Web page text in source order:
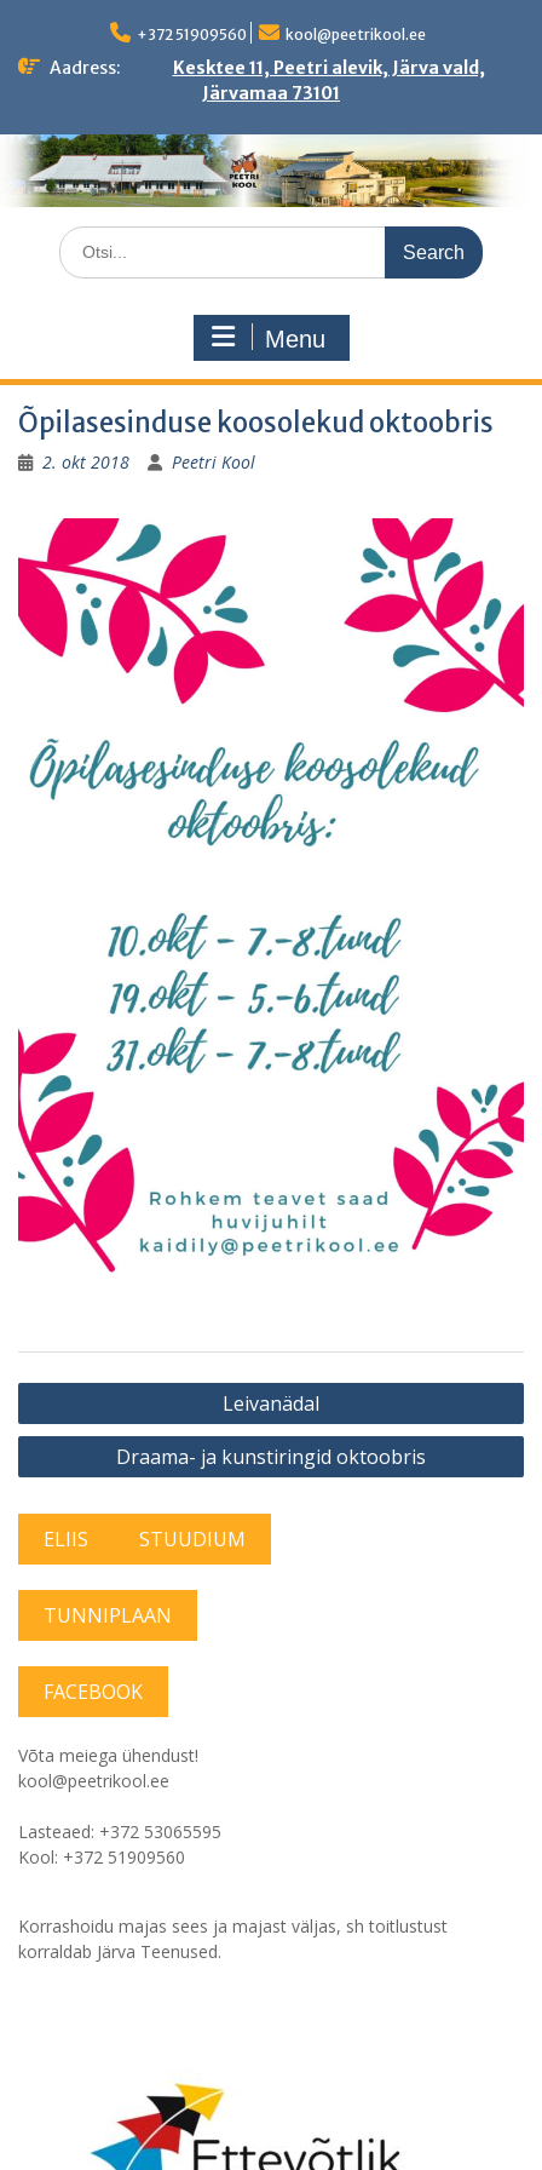
content
+372 51909560 kool@peetrikool.ee
Aadress:
Kesktee 11, Peetri alevik, Järva vald,
Järvamaa 73101
Search
for:
Menu
Õpilasesinduse koosolekud oktoobris
2. okt 2018 Peetri Kool
Navigeerimine
Leivanädal
Draama- ja kunstiringid oktoobris
ELIIS STUUDIUM
TUNNIPLAAN
FACEBOOK
Võta meiega ühendust!
kool@peetrikool.ee
Lasteaed: +372 53065595
Kool: +372 51909560
Korrashoidu majas sees ja majast väljas, sh toitlustust
korraldab Järva Teenused.